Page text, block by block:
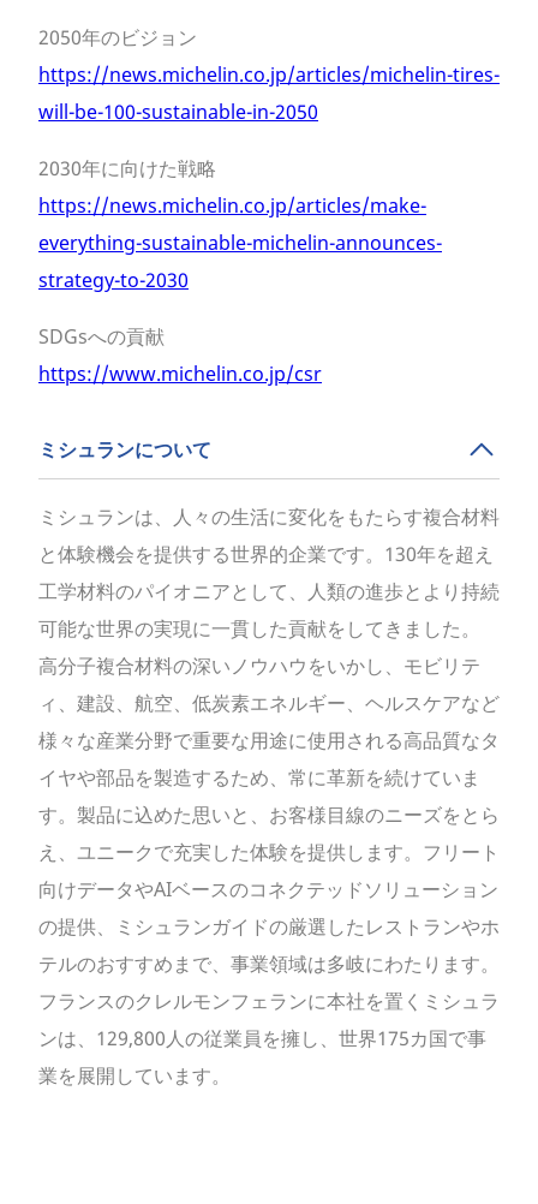
2050年のビジョン
https://news.michelin.co.jp/articles/michelin-tires-
will-be-100-sustainable-in-2050
2030年に向けた戦略
https://news.michelin.co.jp/articles/make-
everything-sustainable-michelin-announces-
strategy-to-2030
SDGsへの貢献
https://www.michelin.co.jp/csr
ミシュランについて
ミシュランは、人々の生活に変化をもたらす複合材料
と体験機会を提供する世界的企業です。130年を超え
工学材料のパイオニアとして、人類の進歩とより持続
可能な世界の実現に一貫した貢献をしてきました。
高分子複合材料の深いノウハウをいかし、モビリテ
ィ、建設、航空、低炭素エネルギー、ヘルスケアなど
様々な産業分野で重要な用途に使用される高品質なタ
イヤや部品を製造するため、常に革新を続けていま
す。製品に込めた思いと、お客様目線のニーズをとら
え、ユニークで充実した体験を提供します。フリート
向けデータやAIベースのコネクテッドソリューション
の提供、ミシュランガイドの厳選したレストランやホ
テルのおすすめまで、事業領域は多岐にわたります。
フランスのクレルモンフェランに本社を置くミシュラ
ンは、129,800人の従業員を擁し、世界175カ国で事
業を展開しています。